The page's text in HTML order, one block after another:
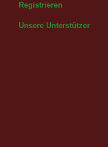
Registrieren
Unsere Unterstützer